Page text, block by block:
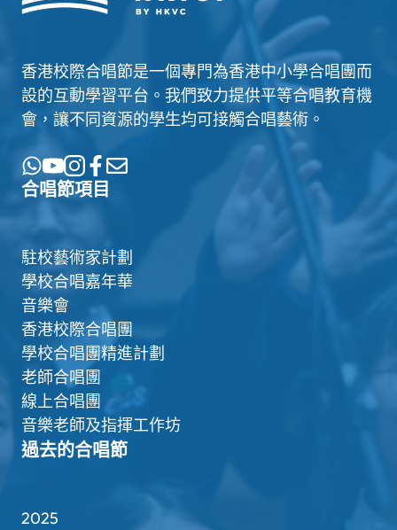
香港校際合唱節是一個專門為香港中小學合唱團而
設的互動學習平台。我們致力提供平等合唱教育機
會，讓不同資源的學生均可接觸合唱藝術。
合唱節項目
駐校藝術家計劃
學校合唱嘉年華
音樂會
香港校際合唱團
學校合唱團精進計劃
老師合唱團
線上合唱團
音樂老師及指揮工作坊
過去的合唱節
2025